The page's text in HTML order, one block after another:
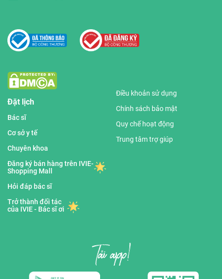
Đặt lịch
Bác sĩ
Cơ sở y tế
Chuyên khoa
Đăng ký bán hàng trên IVIE-
Shopping Mall
Hỏi đáp bác sĩ
Trở thành đối tác
của IVIE - Bác sĩ ơi
Điều khoản sử dụng
Chính sách bảo mật
Quy chế hoạt động
Trung tâm trợ giúp